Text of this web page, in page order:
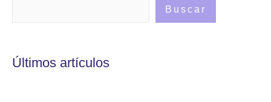
Buscar
Últimos artículos